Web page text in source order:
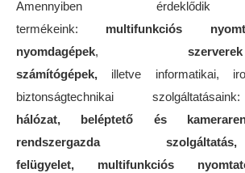
Amennyiben érdeklődik
termékeink: multifunkciós
nyomdagépek,
számítógépek, illetve informatikai,
biztonságtechnikai
hálózat, beléptető és
rendszergazda
felügyelet, multifunkciós